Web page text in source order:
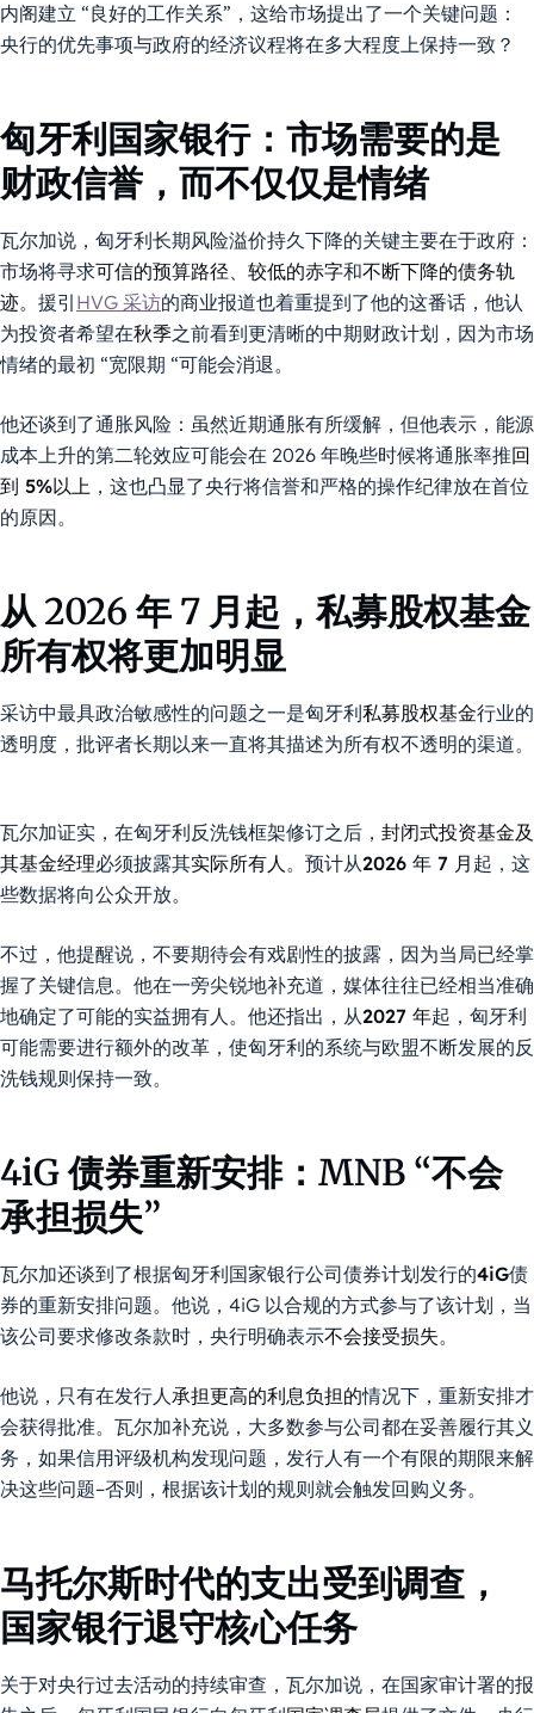
内阁建立 “良好的工作关系”，这给市场提出了一个关键问题：
央行的优先事项与政府的经济议程将在多大程度上保持一致？
匈牙利国家银行：市场需要的是
财政信誉，而不仅仅是情绪
瓦尔加说，匈牙利长期风险溢价持久下降的关键主要在于政府：
市场将寻求可信的预算路径、 较低的赤字和不断下降的债务轨
迹。援引 HVG 采访的商业报道也着重提到了他的这番话，他认
为投资者希望在秋季之前看到更清晰的中期财政计划，因为市场
情绪的最初 “宽限期 “可能会消退。
他还谈到了通胀风险：虽然近期通胀有所缓解，但他表示，能源
成本上升的第二轮效应可能会在 2026 年晚些时候将通胀率推回
到 5%以上 ，这也凸显了央行将信誉和严格的操作纪律放在首位
的原因。
从 2026 年 7 月起，私募股权基金
所有权将更加明显
采访中最具政治敏感性的问题之一是匈牙利私募股权基金行业的
透明度，批评者长期以来一直将其描述为所有权不透明的渠道。
瓦尔加证实，在匈牙利反洗钱框架修订之后， 封闭式投资基金及
其基金经理必须披露其实际所有人。预计从2026 年 7 月 起，这
些数据将向公众开放。
不过，他提醒说，不要期待会有戏剧性的披露，因为当局已经掌
握了关键信息。他在一旁尖锐地补充道，媒体往往已经相当准确
地确定了可能的实益拥有人。他还指出，从2027 年起，匈牙利
可能需要进行额外的改革，使匈牙利的系统与欧盟不断发展的反
洗钱规则保持一致。
4iG 债券重新安排：MNB “不会
承担损失”
瓦尔加还谈到了根据匈牙利国家银行公司债券计划发行的4iG债
券的重新安排问题。他说，4iG 以合规的方式参与了该计划，当
该公司要求修改条款时，央行明确表示不会接受损失。
他说，只有在发行人承担更高的利息负担的情况下，重新安排才
会获得批准。瓦尔加补充说，大多数参与公司都在妥善履行其义
务，如果信用评级机构发现问题，发行人有一个有限的期限来解
决这些问题–否则，根据该计划的规则就会触发回购义务。
马托尔斯时代的支出受到调查，
国家银行退守核心任务
关于对央行过去活动的持续审查，瓦尔加说，在国家审计署的报